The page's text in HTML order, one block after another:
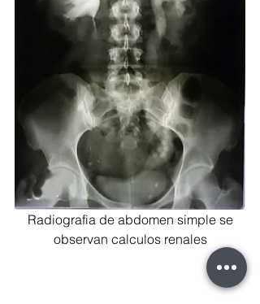
observan calculos renales